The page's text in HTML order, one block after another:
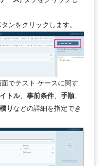
ンをクリックします。
でテスト ケースに関す
トル、 事前条件、 手順、
り などの詳細を指定でき